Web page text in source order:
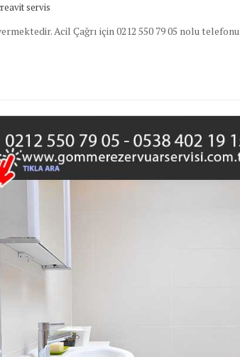
servis
Acil Çağrı için 0212 550 79 05 nolu telefonu